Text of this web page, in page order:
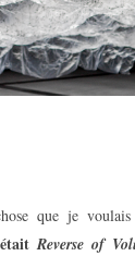
que je
Reverse of